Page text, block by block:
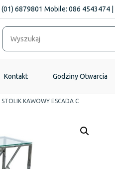
(01) 6879801 Mobile: 086 4543474 |
Kontakt Godziny Otwarcia
STOLIK KAWOWY ESCADA C